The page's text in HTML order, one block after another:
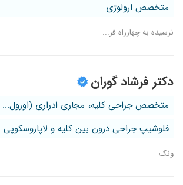
متخصص ارولوژی
نرسیده به چهارراه فر...
دکتر فرشاد گوران
متخصص جراحی کلیه، مجاری ادراری (اورول...
فلوشیپ جراحی درون بین کلیه و لاپاروسکوپی
ونک